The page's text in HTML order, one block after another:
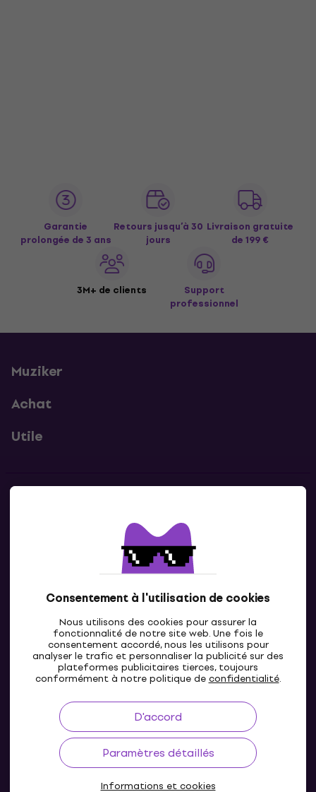
Consentement à l'utilisation de cookies
Nous utilisons des cookies pour assurer la
fonctionnalité de notre site web. Une fois le
consentement accordé, nous les utilisons pour
analyser le trafic et personnaliser la publicité sur des
plateformes publicitaires tierces, toujours
conformément à notre politique deconfidentialité.
D'accord
Paramètres détaillés
Informations et cookies
Garantie
prolongée de 3 ans
Retours jusqu’à 30
jours
Livraison gratuite
de 199 €
3M+ de clients
Support
professionnel
Muziker
Achat
Utile
Contacte nous
LU